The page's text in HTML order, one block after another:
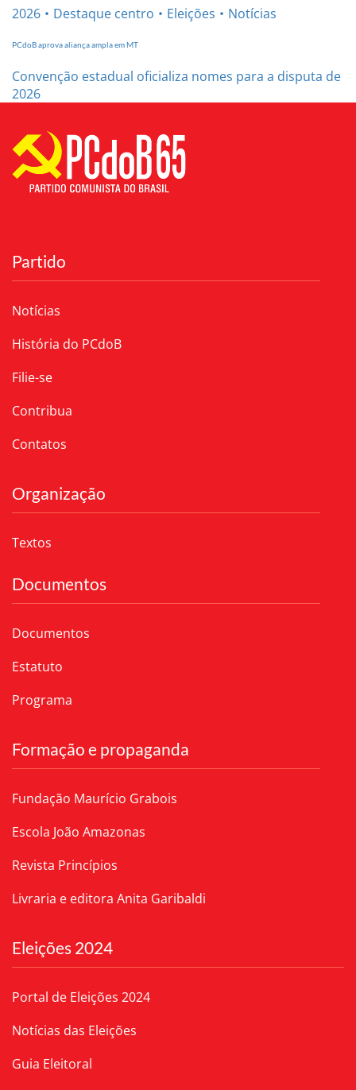
2026 Destaque centro Eleições Notícias
PCdoB aprova aliança ampla em MT
Convenção estadual oficializa nomes para a disputa de
2026
Partido
Notícias
História do PCdoB
Filie-se
Contribua
Contatos
Organização
Textos
Documentos
Documentos
Estatuto
Programa
Formação e propaganda
Fundação Maurício Grabois
Escola João Amazonas
Revista Princípios
Livraria e editora Anita Garibaldi
Eleições 2024
Portal de Eleições 2024
Notícias das Eleições
Guia Eleitoral